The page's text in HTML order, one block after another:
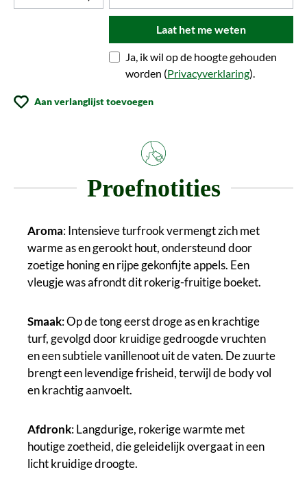
Laat het me weten
Ja, ik wil op de hoogte gehouden
worden (Privacyverklaring).
Aan verlanglijst toevoegen
Proefnotities
Aroma: Intensieve turfrook vermengt zich met
warme as en gerookt hout, ondersteund door
zoetige honing en rijpe gekonfijte appels. Een
vleugje was afrondt dit rokerig-fruitige boeket.
Smaak: Op de tong eerst droge as en krachtige
turf, gevolgd door kruidige gedroogde vruchten
en een subtiele vanillenoot uit de vaten. De zuurte
brengt een levendige frisheid, terwijl de body vol
en krachtig aanvoelt.
Afdronk: Langdurige, rokerige warmte met
houtige zoetheid, die geleidelijk overgaat in een
licht kruidige droogte.